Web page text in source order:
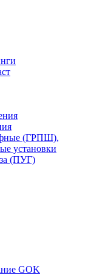
(ГРПШ),
установки
(ПУГ)
GOK